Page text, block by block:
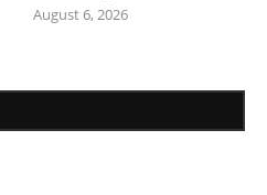
August 6, 2026